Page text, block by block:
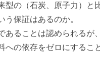
型の（石炭、原子力）と
保証はあるのか。
あることは認められるが
への依存をゼロにするこ